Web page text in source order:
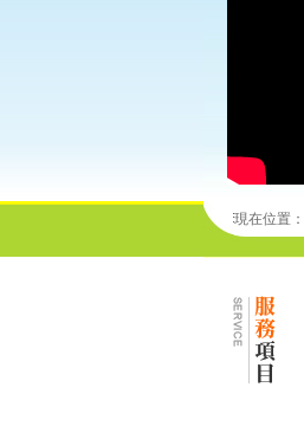
現在位置：